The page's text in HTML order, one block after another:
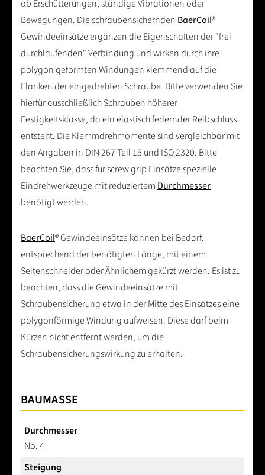
ob Erschütterungen, ständige Vibrationen oder
Bewegungen. Die schraubensichernden BaerCoil®
Gewindeeinsätze ergänzen die Eigenschaften der "frei
durchlaufenden" Verbindung und wirken durch ihre
polygon geformten Windungen klemmend auf die
Flanken der eingedrehten Schraube. Bitte verwenden Sie
hierfür ausschließlich Schrauben höherer
Festigkeitsklasse, da ein elastisch federnder Reibschluss
entsteht. Die Klemmdrehmomente sind vergleichbar mit
den Angaben in DIN 267 Teil 15 und ISO 2320. Bitte
beachten Sie, dass für screw grip Einsätze spezielle
Eindrehwerkzeuge mit reduziertem Durchmesser
benötigt werden.
BaerCoil® Gewindeeinsätze können bei Bedarf,
entsprechend der benötigten Länge, mit einem
Seitenschneider oder Ähnlichem gekürzt werden. Es ist zu
beachten, dass die Gewindeeinsätze mit
Schraubensicherung etwa in der Mitte des Einsatzes eine
polygonförmige Windung aufweisen. Diese darf beim
Kürzen nicht entfernt werden, um die
Schraubensicherungswirkung zu erhalten.
BAUMASSE
Durchmesser
No. 4
Steigung